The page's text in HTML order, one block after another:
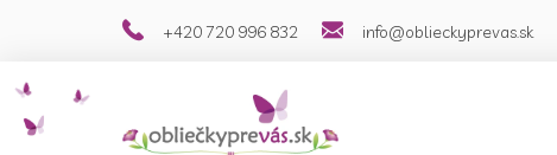
+420 720 996 832 info@oblieckyprevas.sk